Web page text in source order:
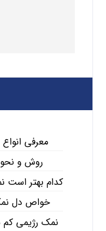
معرفی
روش و
کدام بهتر است
خواص دل
نمک رژیمی